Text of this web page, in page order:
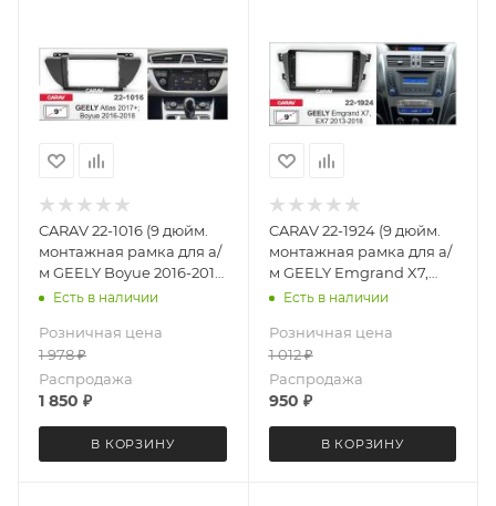
CARAV 22-1016 (9 дюйм.
монтажная рамка для а/
м GEELY Boyue 2016-2018;
Atlas 2017+
Есть в наличии
Розничная цена
1 978₽
Распродажа
1 850 ₽
В КОРЗИНУ
CARAV 22-1924 (9 дюйм.
монтажная рамка для а/
м GEELY Emgrand X7,
EX7 2013-2018
Есть в наличии
Розничная цена
1 012₽
Распродажа
950 ₽
В КОРЗИНУ